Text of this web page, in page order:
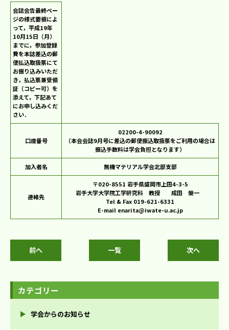
会誌会告最終ペー
ジの様式要領によ
って，平成19年
10月15日（月）
までに，参加登録
費を本誌差込の郵
便払込取扱票にて
お振り込みいただ
き，払込票兼受領
証（コピー可）を
添えて，下記あて
にお申し込みくだ
さい．
口座番号
02200-4-90092
（本会会誌9月号に差込の郵便振込取扱票をご利用の場合は
振込手数料は学会負担となります）
加入者名 無機マテリアル学会北部支部
連絡先
〒020-8551 岩手県盛岡市上田4-3-5
岩手大学大学院工学研究科 教授 成田 榮一
Tel & Fax 019-621-6331
E-mail enarita@iwate-u.ac.jp
前へ 一覧 次へ
カテゴリー
学会からのお知らせ